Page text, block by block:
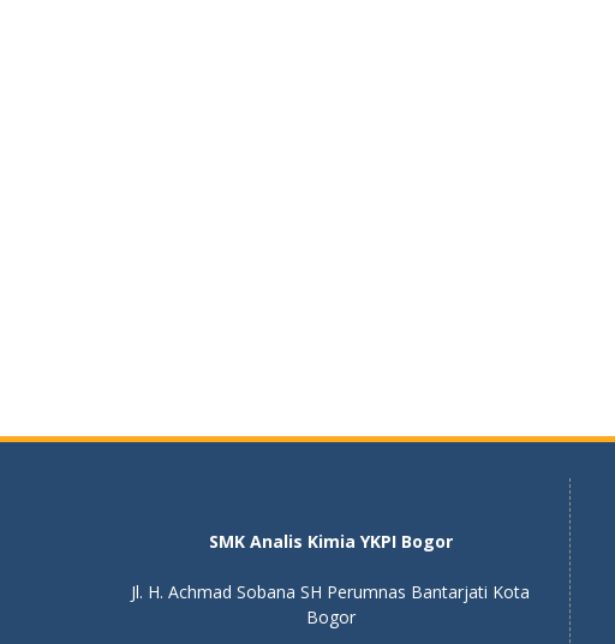
SMK Analis Kimia YKPI Bogor
Jl. H. Achmad Sobana SH Perumnas Bantarjati Kota
Bogor